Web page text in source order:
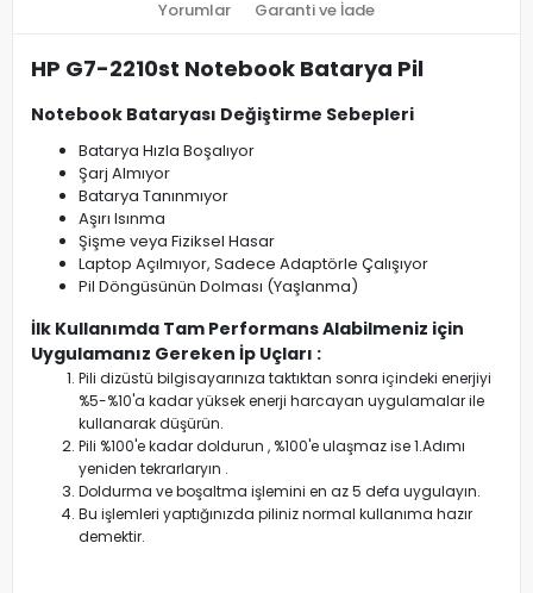
Yorumlar Garanti ve İade
HP G7-2210st Notebook Batarya Pil
Notebook Bataryası Değiştirme Sebepleri
Batarya Hızla Boşalıyor
Şarj Almıyor
Batarya Tanınmıyor
Aşırı Isınma
Şişme veya Fiziksel Hasar
Laptop Açılmıyor, Sadece Adaptörle Çalışıyor
Pil Döngüsünün Dolması (Yaşlanma)
İlk Kullanımda Tam Performans Alabilmeniz için
Uygulamanız Gereken İp Uçları :
Pili dizüstü bilgisayarınıza taktıktan sonra içindeki enerjiyi
%5-%10'a kadar yüksek enerji harcayan uygulamalar ile
kullanarak düşürün.
Pili %100'e kadar doldurun , %100'e ulaşmaz ise 1.Adımı
yeniden tekrarlaryın .
Doldurma ve boşaltma işlemini en az 5 defa uygulayın.
Bu işlemleri yaptığınızda piliniz normal kullanıma hazır
demektir.